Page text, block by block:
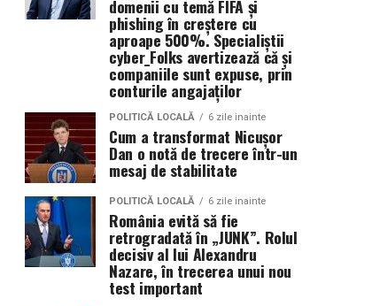
domenii cu temă FIFA și
phishing în creștere cu
aproape 500%. Specialiștii
cyber_Folks avertizează că și
companiile sunt expuse, prin
conturile angajaților
POLITICĂ LOCALĂ 6 zile inainte
Cum a transformat Nicușor
Dan o notă de trecere într-un
mesaj de stabilitate
POLITICĂ LOCALĂ 6 zile inainte
România evită să fie
retrogradată în „JUNK”. Rolul
decisiv al lui Alexandru
Nazare, în trecerea unui nou
test important